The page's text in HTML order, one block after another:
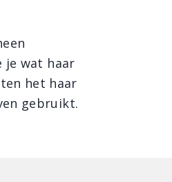
je wat haar
het haar
gebruikt.